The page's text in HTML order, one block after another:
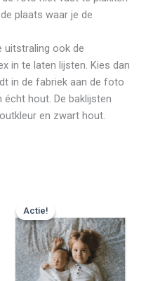
plaats waar je de
uitstraling ook de
in te laten lijsten. Kies dan
in de fabriek aan de foto
hout. De baklijsten
en zwart hout.
Actie!
Actie!
tot
€ 263,99